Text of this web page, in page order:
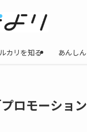
カリを知る あんし
ロモーショ